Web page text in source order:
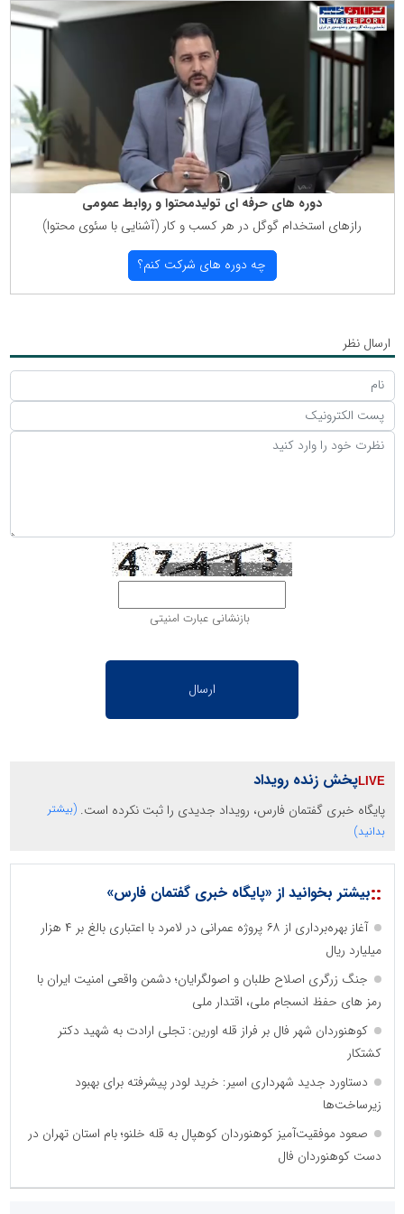
دوره های حرفه ای تولیدمحتوا و روابط عمومی
رازهای استخدام گوگل در هر كسب و كار (آشنایی با سئوی محتوا)
چه دوره های شركت كنم؟
ارسال نظر
بازنشانی عبارت امنیتی
پخش زنده رویداد
پایگاه خبری گفتمان فارس، رویداد جدیدی را ثبت نکرده است. (بیشتر
بدانید)
::بیشتر بخوانید از «پایگاه خبری گفتمان فارس»
آغاز بهره‌برداری از ۶۸ پروژه عمرانی در لامرد با اعتباری بالغ بر ۴ هزار
میلیارد ریال
جنگ زرگری اصلاح طلبان و اصولگرایان؛ دشمن واقعی امنیت ایران با
رمز های حفظ انسجام ملی، اقتدار ملی
کوهنوردان شهر فال بر فراز قله اورین: تجلی ارادت به شهید دکتر
کشتکار
دستاورد جدید شهرداری اسیر: خرید لودر پیشرفته برای بهبود
زیرساخت‌ها
صعود موفقیت‌آمیز کوهنوردان کوهپال به قله خلنو؛ بام استان تهران در
دست کوهنوردان فال